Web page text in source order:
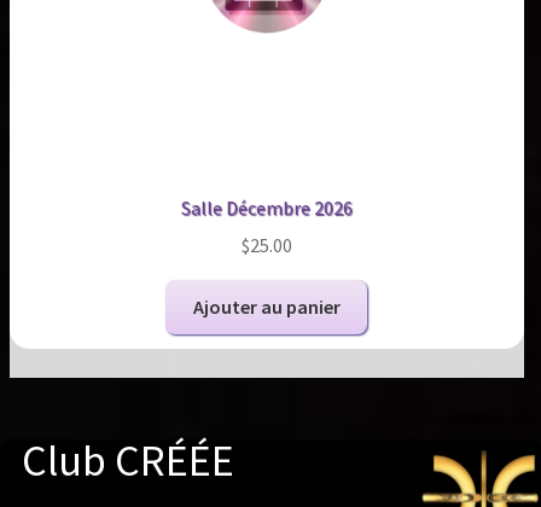
Salle Décembre 2026
$25.00
Ajouter au panier
Club CRÉÉE